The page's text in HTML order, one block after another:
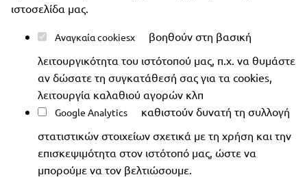
Copyright 2019-2026 ellinoekdotiki.gr - All rights
reserved| Όροι χρήσης | Προστασία δεδομένων
Ασφάλεια συναλλαγών
ιστοσελίδα μας.
Αναγκαία cookies
βοηθούν στη βασική
λειτουργικότητα του ιστότοπού μας, π.χ. να θυμάστε
αν δώσατε τη συγκατάθεσή σας για τα cookies,
λειτουργία καλαθιού αγορών κλπ
Google Analytics
καθιστούν δυνατή τη συλλογή
στατιστικών στοιχείων σχετικά με τη χρήση και την
επισκεψιμότητα στον ιστότοπό μας, ώστε να
μπορούμε να τον βελτιώσουμε.